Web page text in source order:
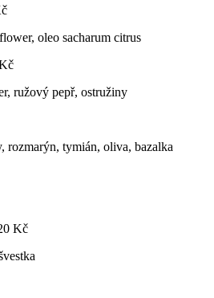
oleo sacharum citrus
ružový pepř, ostružiny
rozmarýn, tymián, oliva, bazalka
Kč